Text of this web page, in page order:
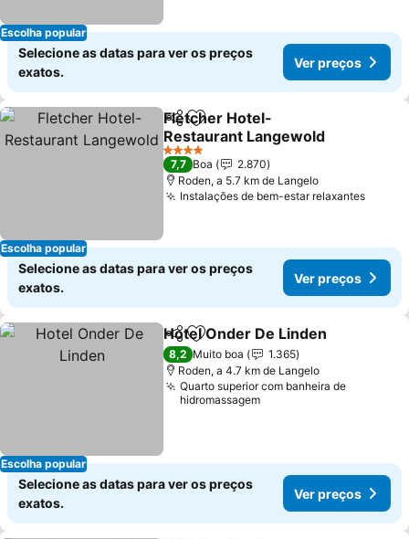
Escolha popular
Selecione as datas para ver os preços
exatos.
Ver preços
Escolha popular
PartilharAdicionar aos favoritos
Fletcher Hotel-
Restaurant Langewold
4 Estrelas
7,7 Boa
2.870
Roden, a 5.7 km de Langelo
Instalações de bem-estar relaxantes
Selecione as datas para ver os preços
exatos.
Ver preços
Escolha popular
PartilharAdicionar aos favoritos
Hotel Onder De Linden
8,2 Muito boa
1.365
Roden, a 4.7 km de Langelo
Quarto superior com banheira de
hidromassagem
Selecione as datas para ver os preços
exatos.
Ver preços